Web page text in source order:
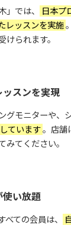
」では、
日本プ
レッスンを実施
けられます。
ッスンを実現
グモニターや、
ています。店舗
みてください。
使い放題
ての会員は、